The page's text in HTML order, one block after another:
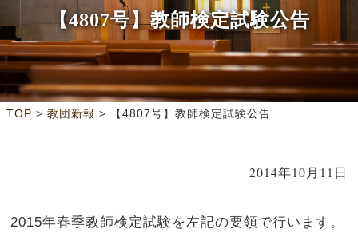
【4807号】教師検定試験公告
TOP > 教団新報 > 【4807号】教師検定試験公告
2014年10月11日
2015年春季教師検定試験を左記の要領で行います。